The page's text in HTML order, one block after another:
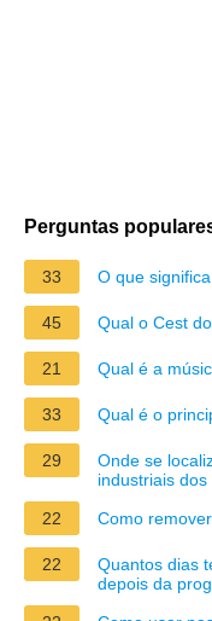
Perguntas
33 O que
45 Qual o Cest
21 Qual é a
33 Qual é o
29
Onde se
industriais
22
Como
22
Quantos dias
depois da